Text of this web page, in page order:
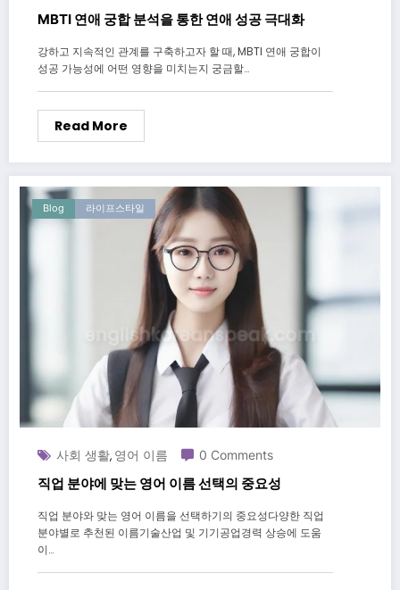
MBTI 연애 궁합 분석을 통한 연애 성공 극대화
강하고 지속적인 관계를 구축하고자 할 때, MBTI 연애 궁합이
성공 가능성에 어떤 영향을 미치는지 궁금할…
Read More
Blog 라이프스타일
사회 생활, 영어 이름 0 Comments
직업 분야에 맞는 영어 이름 선택의 중요성
직업 분야와 맞는 영어 이름을 선택하기의 중요성다양한 직업
분야별로 추천된 이름기술산업 및 기기공업경력 상승에 도움
이…